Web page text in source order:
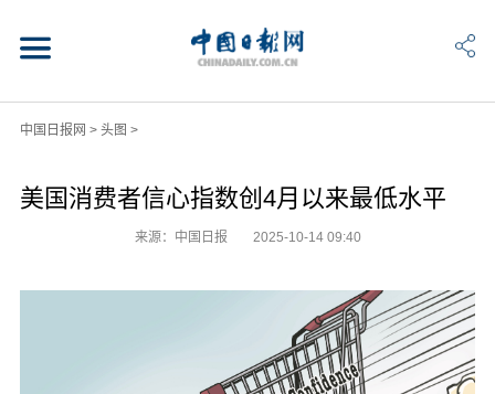
中国日报网 > 头图 >
美国消费者信心指数创4月以来最低水平
来源：中国日报 2025-10-14 09:40